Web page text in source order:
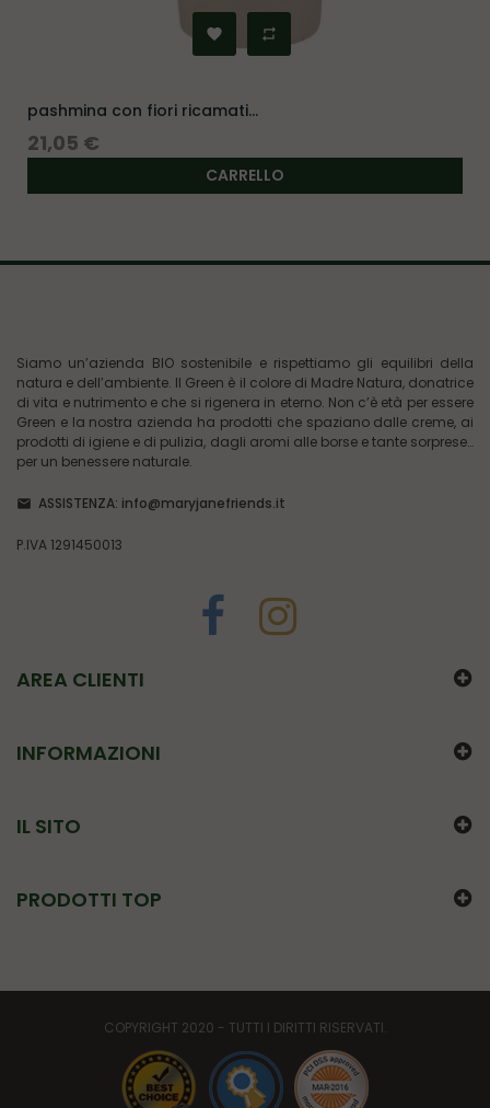
pashmina con fiori ricamati...
Prezzo
21,05 €
CARRELLO
Siamo un’azienda BIO sostenibile e rispettiamo gli equilibri della
natura e dell’ambiente. Il Green è il colore di Madre Natura, donatrice
di vita e nutrimento e che si rigenera in eterno. Non c’è età per essere
Green e la nostra azienda ha prodotti che spaziano dalle creme, ai
prodotti di igiene e di pulizia, dagli aromi alle borse e tante sorprese…
per un benessere naturale.
ASSISTENZA: info@maryjanefriends.it
P.IVA 1291450013
AREA CLIENTI
INFORMAZIONI
IL SITO
PRODOTTI TOP
COPYRIGHT 2020 - TUTTI I DIRITTI RISERVATI.